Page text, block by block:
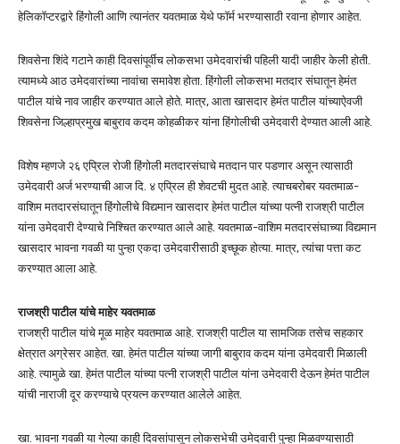
हेलिकॉप्टरद्वारे हिंगोली आणि त्यानंतर यवतमाळ येथे फॉर्म भरण्यासाठी रवाना होणार आहेत.
शिवसेना शिंदे गटाने काही दिवसांपूर्वीच लोकसभा उमेदवारांची पहिली यादी जाहीर केली होती.
त्यामध्ये आठ उमेदवारांच्या नावांचा समावेश होता. हिंगोली लोकसभा मतदार संघातून हेमंत
पाटील यांचे नाव जाहीर करण्यात आले होते. मात्र, आता खासदार हेमंत पाटील यांच्याऐवजी
शिवसेना जिल्हाप्रमुख बाबुराव कदम कोहळीकर यांना हिंगोलीची उमेदवारी देण्यात आली आहे.
विशेष म्हणजे २६ एप्रिल रोजी हिंगोली मतदारसंघाचे मतदान पार पडणार असून त्यासाठी
उमेदवारी अर्ज भरण्याची आज दि. ४ एप्रिल ही शेवटची मुदत आहे. त्याचबरोबर यवतमाळ-
वाशिम मतदारसंघातून हिंगोलीचे विद्यमान खासदार हेमंत पाटील यांच्या पत्नी राजश्री पाटील
यांना उमेदवारी देण्याचे निश्चित करण्यात आले आहे. यवतमाळ-वाशिम मतदारसंघाच्या विद्यमान
खासदार भावना गवळी या पुन्हा एकदा उमेदवारीसाठी इच्छूक होत्या. मात्र, त्यांचा पत्ता कट
करण्यात आला आहे.
राजश्री पाटील यांचे माहेर यवतमाळ
राजश्री पाटील यांचे मूळ माहेर यवतमाळ आहे. राजश्री पाटील या सामजिक तसेच सहकार
क्षेत्रात अग्रेसर आहेत. खा. हेमंत पाटील यांच्या जागी बाबुराव कदम यांना उमेदवारी मिळाली
आहे. त्यामुळे खा. हेमंत पाटील यांच्या पत्नी राजश्री पाटील यांना उमेदवारी देऊन हेमंत पाटील
यांची नाराजी दूर करण्याचे प्रयत्न करण्यात आलेले आहेत.
खा. भावना गवळी या गेल्या काही दिवसांपासून लोकसभेची उमेदवारी पुन्हा मिळवण्यासाठी